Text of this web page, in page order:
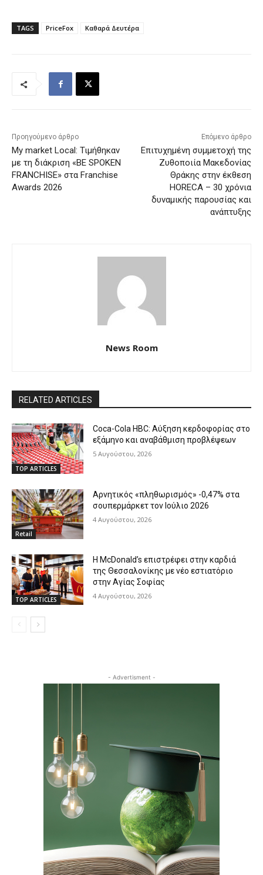
TAGS PriceFox Καθαρά Δευτέρα
Προηγούμενο άρθρο
My market Local: Τιμήθηκαν
με τη διάκριση «BE SPOKEN
FRANCHISE» στα Franchise
Awards 2026
Επόμενο άρθρο
Επιτυχημένη συμμετοχή της
Ζυθοποιία Μακεδονίας
Θράκης στην έκθεση
HORECA – 30 χρόνια
δυναμικής παρουσίας και
ανάπτυξης
News Room
RELATED ARTICLES
TOP ARTICLES
Coca-Cola HBC: Αύξηση κερδοφορίας στο
εξάμηνο και αναβάθμιση προβλέψεων
5 Αυγούστου, 2026
Retail
Αρνητικός «πληθωρισμός» -0,47% στα
σουπερμάρκετ τον Ιούλιο 2026
4 Αυγούστου, 2026
TOP ARTICLES
Η McDonald’s επιστρέφει στην καρδιά
της Θεσσαλονίκης με νέο εστιατόριο
στην Αγίας Σοφίας
4 Αυγούστου, 2026
- Advertisment -